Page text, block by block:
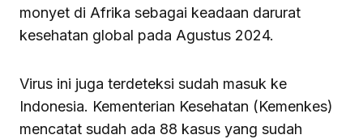
monyet di Afrika sebagai keadaan darurat
kesehatan global pada Agustus 2024.
Virus ini juga terdeteksi sudah masuk ke
Indonesia. Kementerian Kesehatan (Kemenkes)
mencatat sudah ada 88 kasus yang sudah